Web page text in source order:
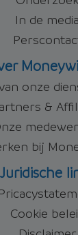
In de media
onze
&
bij
Juridische
Cookie